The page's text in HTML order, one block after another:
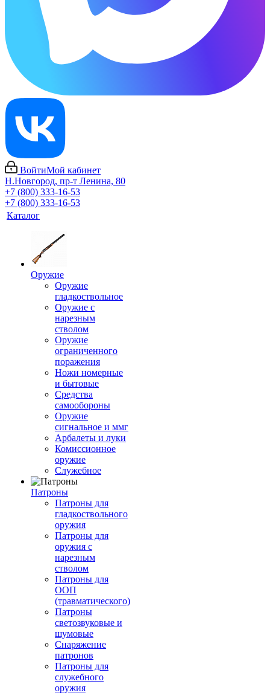
ВойтиМой кабинет
Н.Новгород, пр-т Ленина, 80
+7 (800) 333-16-53
+7 (800) 333-16-53
Каталог
Оружие
Оружие
гладкоствольное
Оружие с
нарезным
стволом
Оружие
ограниченного
поражения
Ножи номерные
и бытовые
Средства
самообороны
Оружие
сигнальное и ммг
Арбалеты и луки
Комиссионное
оружие
Служебное
Патроны
Патроны для
гладкоствольного
оружия
Патроны для
оружия с
нарезным
стволом
Патроны для
ООП
(травматического)
Патроны
светозвуковые и
шумовые
Снаряжение
патронов
Патроны для
служебного
оружия